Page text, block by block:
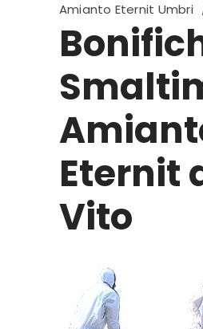
Amianto Eternit Umbri
Eternit
Vito